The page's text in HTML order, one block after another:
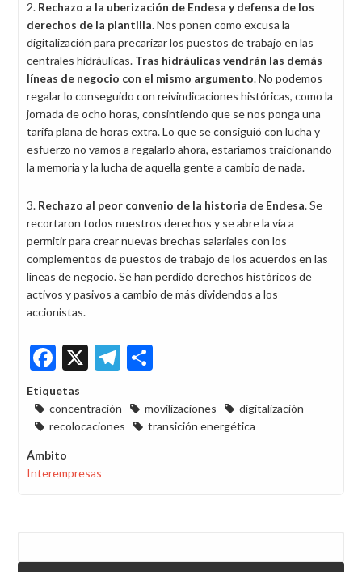
2. Rechazo a la uberización de Endesa y defensa de los
derechos de la plantilla. Nos ponen como excusa la
digitalización para precarizar los puestos de trabajo en las
centrales hidráulicas. Tras hidráulicas vendrán las demás
líneas de negocio con el mismo argumento. No podemos
regalar lo conseguido con reivindicaciones históricas, como la
jornada de ocho horas, consintiendo que se nos ponga una
tarifa plana de horas extra. Lo que se consiguió con lucha y
esfuerzo no vamos a regalarlo ahora, estaríamos traicionando
la memoria y la lucha de aquella gente a cambio de nada.
3. Rechazo al peor convenio de la historia de Endesa. Se
recortaron todos nuestros derechos y se abre la vía a
permitir para crear nuevas brechas salariales con los
complementos de puestos de trabajo de los acuerdos en las
líneas de negocio. Se han perdido derechos históricos de
activos y pasivos a cambio de más dividendos a los
accionistas.
Facebook
X Telegram
Etiquetas
concentración
movilizaciones
digitalización
recolocaciones
transición energética
Ámbito
Interempresas